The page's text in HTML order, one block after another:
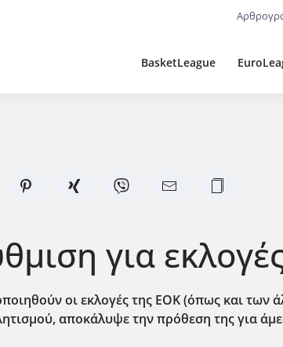
BasketLeague
για
οι εκλογές της ΕΟΚ (όπως και
αποκάλυψε την πρόθεση της για